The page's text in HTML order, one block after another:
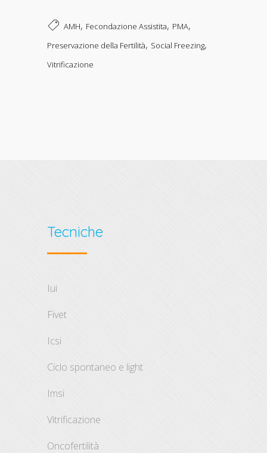
AMH, Fecondazione Assistita, PMA,
Preservazione della Fertilità, Social Freezing,
Vitrificazione
Tecniche
iui
fivet
icsi
ciclo spontaneo e light
imsi
vitrificazione
oncofertilità